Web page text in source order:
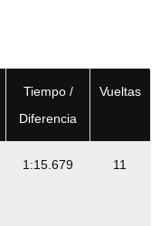
Tiempo /
Diferencia
Vueltas
1:15.679 11